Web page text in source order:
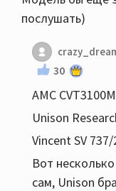
послушать)
30
AMC
Unison
Vincent SV 737/
Вот
сам, Unison